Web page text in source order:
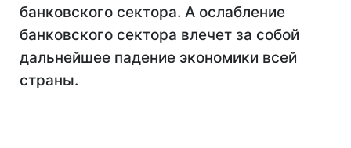
банковского сектора. А ослабление
банковского сектора влечет за собой
дальнейшее падение экономики всей
страны.